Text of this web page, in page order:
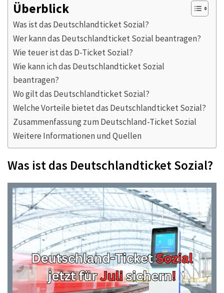
Überblick
Was ist das Deutschlandticket Sozial?
Wer kann das Deutschlandticket Sozial beantragen?
Wie teuer ist das D-Ticket Sozial?
Wie kann ich das Deutschlandticket Sozial
beantragen?
Wo gilt das Deutschlandticket Sozial?
Welche Vorteile bietet das Deutschlandticket Sozial?
Zusammenfassung zum Deutschland-Ticket Sozial
Weitere Informationen und Quellen
Was ist das Deutschlandticket Sozial?